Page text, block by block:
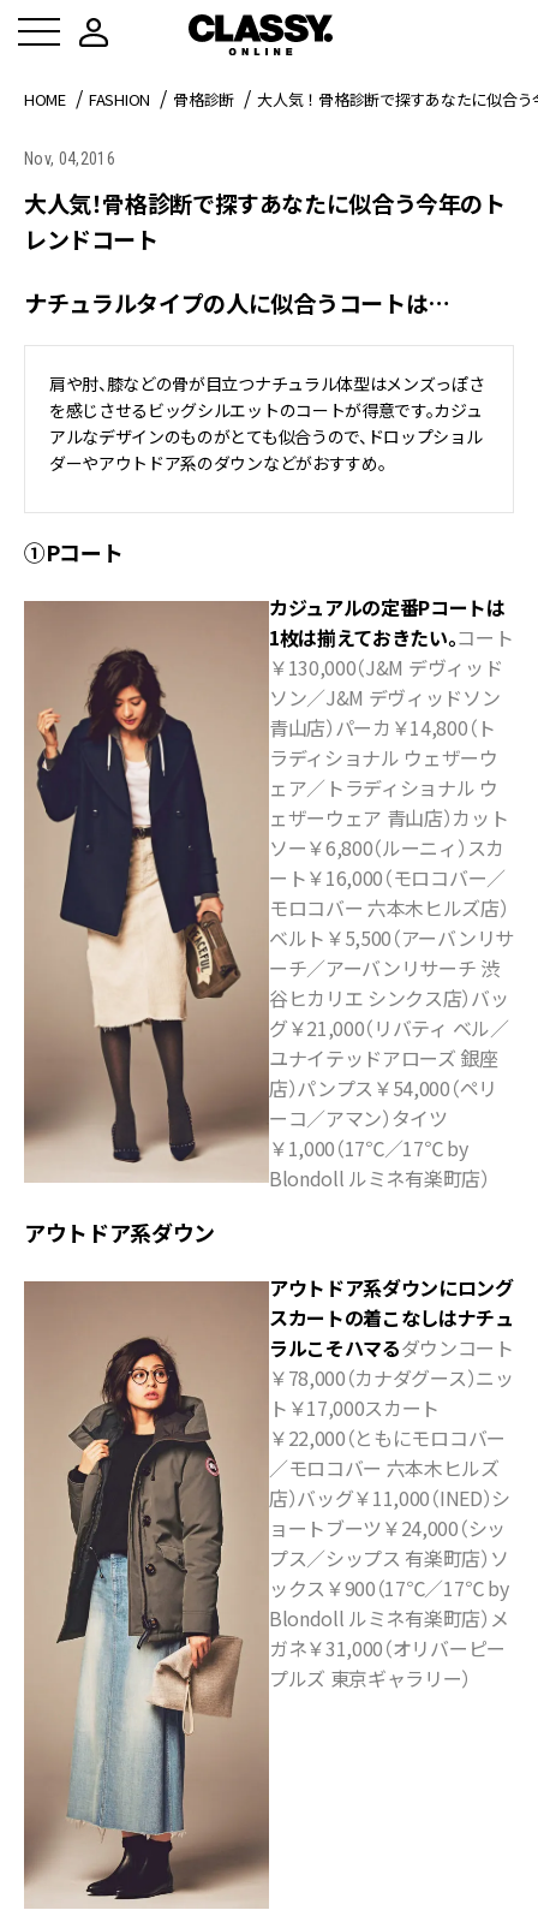
HOME FASHION 骨格診断 大人気！骨格診断で探すあなたに似合
Nov, 04,2016
大人気！骨格診断で探すあなたに似合う今年のト
レンドコート
ナチュラルタイプの人に似合うコートは…
肩や肘、膝などの骨が目立つナチュラル体型はメンズっぽさ
を感じさせるビッグシルエットのコートが得意です。カジュ
アルなデザインのものがとても似合うので、ドロップショル
ダーやアウトドア系のダウンなどがおすすめ。
①Pコート
カジュアルの定番Pコートは
1枚は揃えておきたい。コート
￥130,000（J&M デヴィッド
ソン／J&M デヴィッドソン
青山店）パーカ￥14,800（ト
ラディショナル ウェザーウ
ェア／トラディショナル ウ
ェザーウェア 青山店）カット
ソー￥6,800（ルーニィ）スカ
ート￥16,000（モロコバー／
モロコバー 六本木ヒルズ店）
ベルト￥5,500（アーバンリサ
ーチ／アーバンリサーチ 渋
谷ヒカリエ シンクス店）バッ
グ￥21,000（リバティ ベル／
ユナイテッドアローズ 銀座
店）パンプス￥54,000（ペリ
ーコ／アマン）タイツ
￥1,000（17℃／17℃ by
Blondoll ルミネ有楽町店）
アウトドア系ダウン
アウトドア系ダウンにロング
スカートの着こなしはナチュ
ラルこそハマるダウンコート
￥78,000（カナダグース）ニッ
ト￥17,000スカート
￥22,000（ともにモロコバー
／モロコバー 六本木ヒルズ
店）バッグ￥11,000（INED）シ
ョートブーツ￥24,000（シッ
プス／シップス 有楽町店）ソ
ックス￥900（17℃／17℃ by
Blondoll ルミネ有楽町店）メ
ガネ￥31,000（オリバーピー
プルズ 東京ギャラリー）